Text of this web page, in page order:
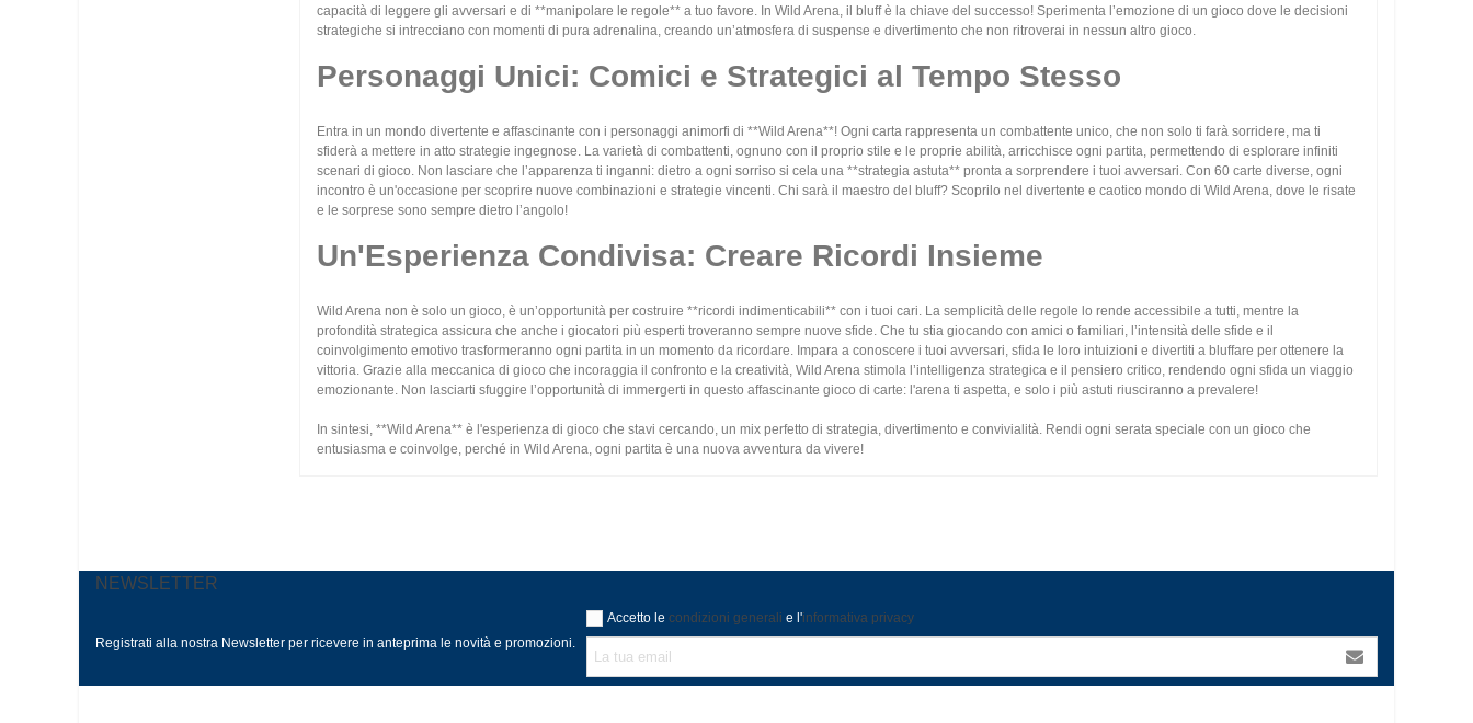
capacità di leggere gli avversari e di **manipolare le regole** a tuo favore. In Wild Arena, il bluff è la chiave del successo! Sperimenta l’emozione di un gioco dove le decisioni
strategiche si intrecciano con momenti di pura adrenalina, creando un’atmosfera di suspense e divertimento che non ritroverai in nessun altro gioco.
Personaggi Unici: Comici e Strategici al Tempo Stesso
Entra in un mondo divertente e affascinante con i personaggi animorfi di **Wild Arena**! Ogni carta rappresenta un combattente unico, che non solo ti farà sorridere, ma ti
sfiderà a mettere in atto strategie ingegnose. La varietà di combattenti, ognuno con il proprio stile e le proprie abilità, arricchisce ogni partita, permettendo di esplorare infiniti
scenari di gioco. Non lasciare che l’apparenza ti inganni: dietro a ogni sorriso si cela una **strategia astuta** pronta a sorprendere i tuoi avversari. Con 60 carte diverse, ogni
incontro è un'occasione per scoprire nuove combinazioni e strategie vincenti. Chi sarà il maestro del bluff? Scoprilo nel divertente e caotico mondo di Wild Arena, dove le risate
e le sorprese sono sempre dietro l’angolo!
Un'Esperienza Condivisa: Creare Ricordi Insieme
Wild Arena non è solo un gioco, è un’opportunità per costruire **ricordi indimenticabili** con i tuoi cari. La semplicità delle regole lo rende accessibile a tutti, mentre la
profondità strategica assicura che anche i giocatori più esperti troveranno sempre nuove sfide. Che tu stia giocando con amici o familiari, l’intensità delle sfide e il
coinvolgimento emotivo trasformeranno ogni partita in un momento da ricordare. Impara a conoscere i tuoi avversari, sfida le loro intuizioni e divertiti a bluffare per ottenere la
vittoria. Grazie alla meccanica di gioco che incoraggia il confronto e la creatività, Wild Arena stimola l’intelligenza strategica e il pensiero critico, rendendo ogni sfida un viaggio
emozionante. Non lasciarti sfuggire l’opportunità di immergerti in questo affascinante gioco di carte: l'arena ti aspetta, e solo i più astuti riusciranno a prevalere!
In sintesi, **Wild Arena** è l'esperienza di gioco che stavi cercando, un mix perfetto di strategia, divertimento e convivialità. Rendi ogni serata speciale con un gioco che
entusiasma e coinvolge, perché in Wild Arena, ogni partita è una nuova avventura da vivere!
NEWSLETTER
Registrati alla nostra Newsletter per ricevere in anteprima le novità e promozioni.
Accetto le condizioni generali e l'informativa privacy